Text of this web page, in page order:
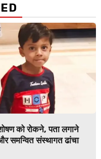
को रोकने, पता लगाने
समन्वित संस्थागत ढांचा